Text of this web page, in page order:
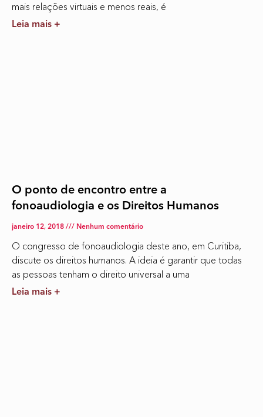
mais relações virtuais e menos reais, é
Leia mais +
O ponto de encontro entre a
fonoaudiologia e os Direitos Humanos
janeiro 12, 2018 Nenhum comentário
O congresso de fonoaudiologia deste ano, em Curitiba,
discute os direitos humanos. A ideia é garantir que todas
as pessoas tenham o direito universal a uma
Leia mais +